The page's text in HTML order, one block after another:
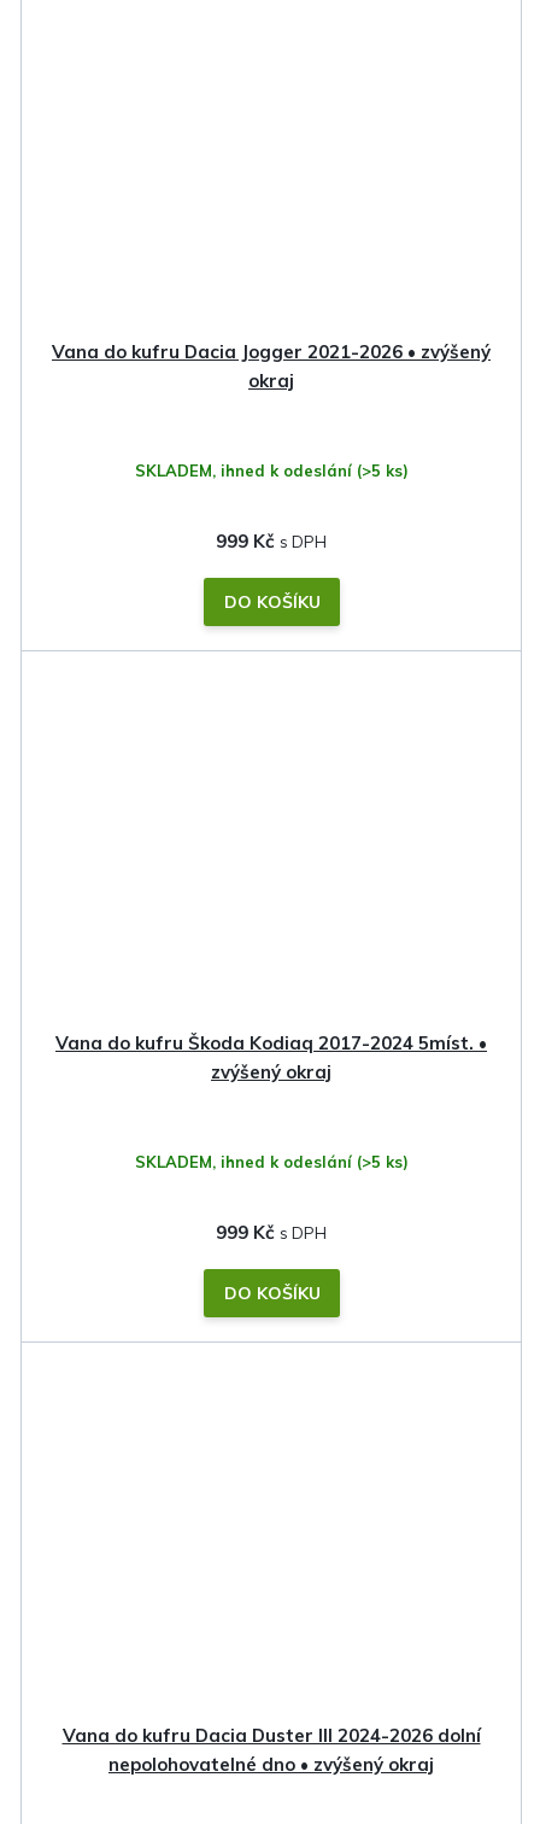
Vana do kufru Dacia Jogger 2021-2026 • zvýšený
okraj
SKLADEM, ihned k odeslání (>5 ks)
999 Kč
DO KOŠÍKU
Vana do kufru Škoda Kodiaq 2017-2024 5míst. •
zvýšený okraj
SKLADEM, ihned k odeslání (>5 ks)
999 Kč
DO KOŠÍKU
Vana do kufru Dacia Duster III 2024-2026 dolní
nepolohovatelné dno • zvýšený okraj